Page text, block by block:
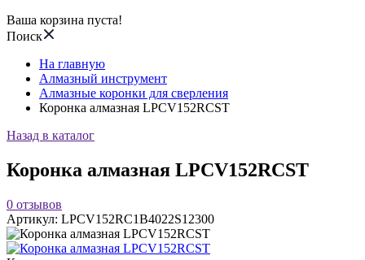
Ваша корзина пуста!
Поиск
На главную
Алмазный инструмент
Алмазные коронки для сверления
Коронка алмазная LPCV152RCST
Назад в каталог
Коронка алмазная LPCV152RCST
0 отзывов
Артикул: LPCV152RC1B4022S12300